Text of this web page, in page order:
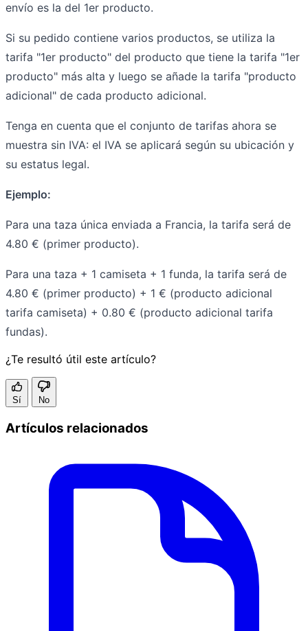
envío es la del 1er producto.
Si su pedido contiene varios productos, se utiliza la
tarifa "1er producto" del producto que tiene la tarifa "1er
producto" más alta y luego se añade la tarifa "producto
adicional" de cada producto adicional.
Tenga en cuenta que el conjunto de tarifas ahora se
muestra sin IVA: el IVA se aplicará según su ubicación y
su estatus legal.
Ejemplo:
Para una taza única enviada a Francia, la tarifa será de
4.80 € (primer producto).
Para una taza + 1 camiseta + 1 funda, la tarifa será de
4.80 € (primer producto) + 1 € (producto adicional
tarifa camiseta) + 0.80 € (producto adicional tarifa
fundas).
¿Te resultó útil este artículo?
Sí No
Artículos relacionados